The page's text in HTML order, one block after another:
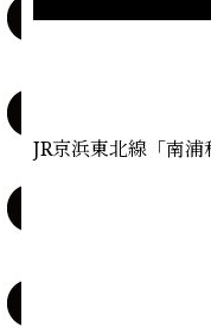
JR京浜東北線「南